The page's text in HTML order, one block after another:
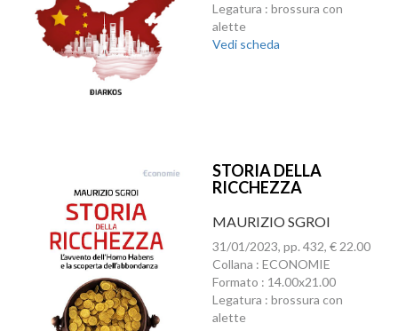
Legatura : brossura con
alette
Vedi scheda
STORIA DELLA
RICCHEZZA
MAURIZIO SGROI
31/01/2023, pp. 432, € 22.00
Collana : ECONOMIE
Formato : 14.00x21.00
Legatura : brossura con
alette